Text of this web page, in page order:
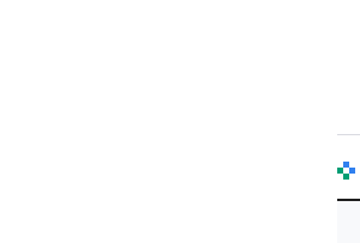
방문료 안내 - 건강보험수가, 본인부담액(말기암(5%), 비암(20%)) 정보 제공